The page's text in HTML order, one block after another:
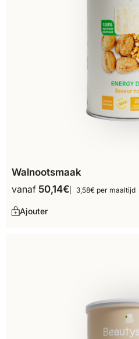
Walnootsmaak
vanaf 50,14€ 3,58€ per maaltijd
Ajouter